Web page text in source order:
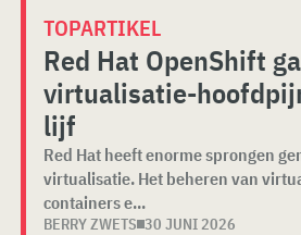
TOPARTIKEL
Red Hat OpenShift
virtualisatie-
lijf
Red Hat heeft enorme sprongen
virtualisatie. Het beheren van
containers e...
BERRY ZWETS 30 JUNI 2026